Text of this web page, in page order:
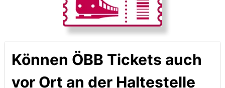
Können ÖBB Tickets auch
vor Ort an der Haltestelle